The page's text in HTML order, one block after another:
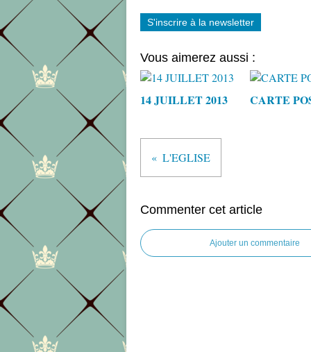
S'inscrire à la newsletter
Vous aimerez aussi :
14 JUILLET 2013 CARTE
L'EGLISE
Commenter cet article
Ajouter un commentaire